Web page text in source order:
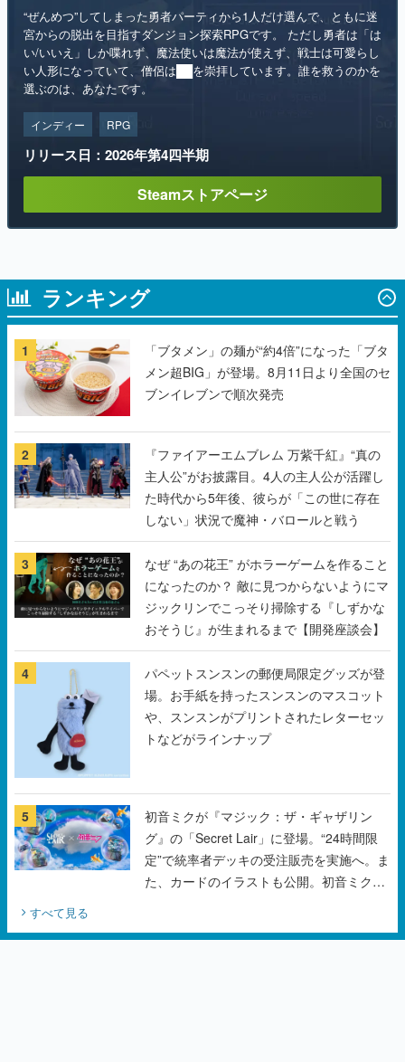
選ぶのは、あなたです。
インディー RPG
リリース日：2026年第4四半期
ランキング
1
「ブタメン」の麺が“約4倍”になった「ブタ
メン超BIG」が登場。8月11日より全国のセ
ブンイレブンで順次発売
2
『ファイアーエムブレム 万紫千紅』“真の
た時代から5年後、彼らが「この世に存在
しない」状況で魔神・バロールと戦う
3
なぜ “あの花王” がホラーゲームを作ること
になったのか？ 敵に見つからないようにマ
ジックリンでこっそり掃除する『しずかな
おそうじ』が生まれるまで【開発座談会】
4
パペットスンスンの郵便局限定グッズが登
場。お手紙を持ったスンスンのマスコット
や、スンスンがプリントされたレターセッ
トなどがラインナップ
初音ミクが『マジック：ザ・ギャザリン
定”で統率者デッキの受注販売を実施へ。ま
た、カードのイラストも公開。初音ミクの
オリジナルデザイナーKEI氏をはじめ、さ
いとうなおき氏、八三氏も参加
すべて見る